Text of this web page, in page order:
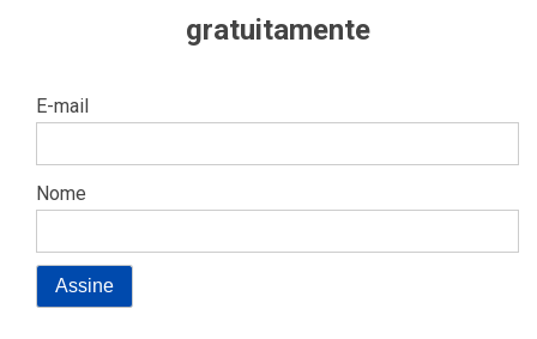
gratuitamente
E-mail
Nome